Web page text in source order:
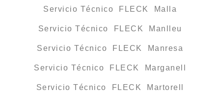
Servicio Técnico FLECK Malla
Servicio Técnico FLECK Manlleu
Servicio Técnico FLECK Manresa
Servicio Técnico FLECK Marganell
Servicio Técnico FLECK Martorell